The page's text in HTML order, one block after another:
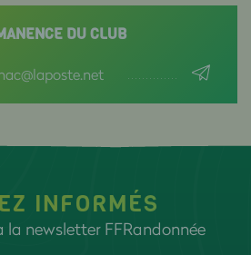
DU CLUB
INFORMÉS
la newsletter FFRandonnée